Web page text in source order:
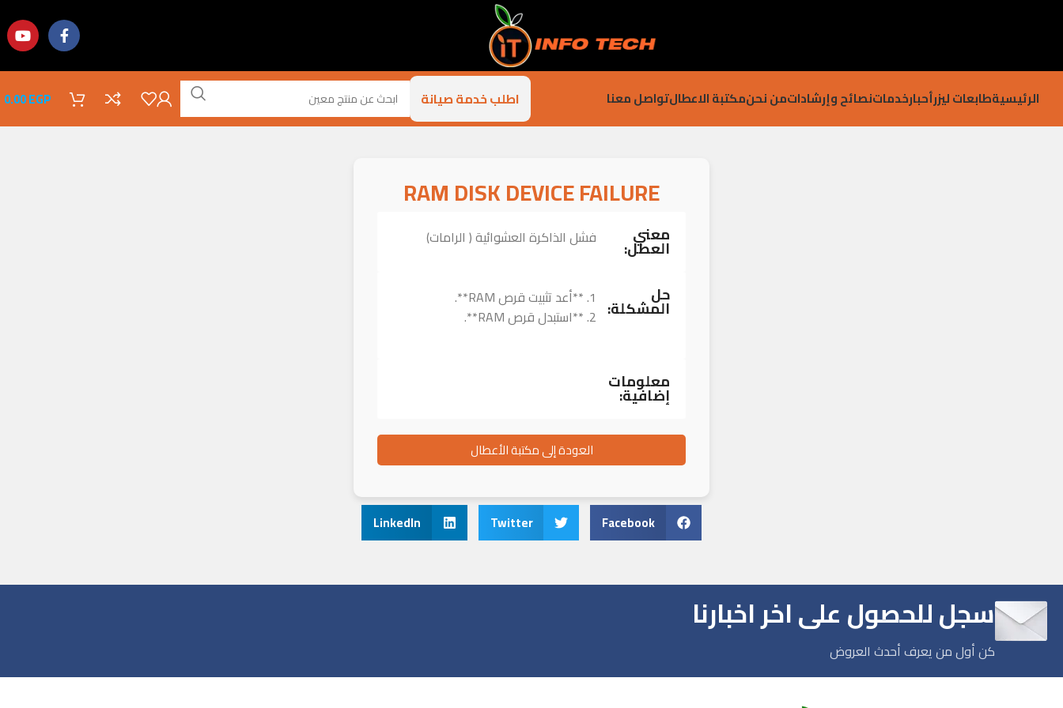
الرئيسيةطابعات ليزرأحبارخدماتنصائح وإرشاداتمن نحنمكتبة الاعطالتواصل معنا اطلب خدمة صيانة 0.00EGP
RAM DISK DEVICE FAILURE
معني
العطل: فشل الذاكرة العشوائية ( الرامات)
حل
المشكلة: 1. **أعد تثبيت قرص RAM**.
2. **استبدل قرص RAM**.
معلومات
إضافية:
العودة إلى مكتبة الأعطال
Facebook
Twitter
LinkedIn
سجل للحصول على اخر اخبارنا
كن أول من يعرف أحدث العروض